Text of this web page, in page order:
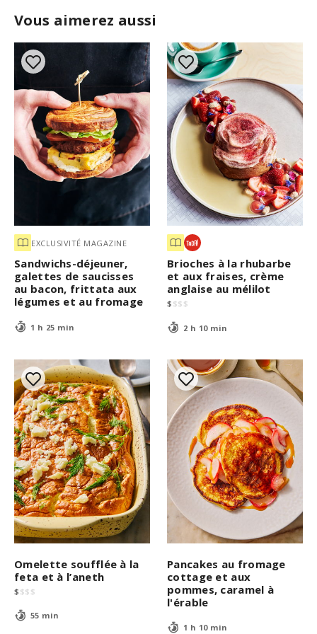
Vous aimerez aussi
EXCLUSIVITÉ MAGAZINE
Sandwichs-déjeuner,
galettes de saucisses
au bacon, frittata aux
légumes et au fromage
1 h 25 min
Brioches à la rhubarbe
et aux fraises, crème
anglaise au mélilot
$ $$ $
2 h 10 min
Omelette soufflée à la
feta et à l’aneth
$ $$ $
55 min
Pancakes au fromage
cottage et aux
pommes, caramel à
l'érable
1 h 10 min